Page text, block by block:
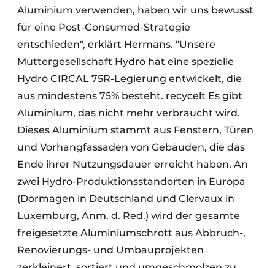
Aluminium verwenden, haben wir uns bewusst
für eine Post-Consumed-Strategie
entschieden", erklärt Hermans. "Unsere
Muttergesellschaft Hydro hat eine spezielle
Hydro CIRCAL 75R-Legierung entwickelt, die
aus mindestens 75% besteht. recycelt Es gibt
Aluminium, das nicht mehr verbraucht wird.
Dieses Aluminium stammt aus Fenstern, Türen
und Vorhangfassaden von Gebäuden, die das
Ende ihrer Nutzungsdauer erreicht haben. An
zwei Hydro-Produktionsstandorten in Europa
(Dormagen in Deutschland und Clervaux in
Luxemburg, Anm. d. Red.) wird der gesamte
freigesetzte Aluminiumschrott aus Abbruch-,
Renovierungs- und Umbauprojekten